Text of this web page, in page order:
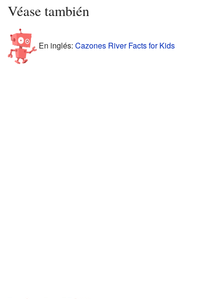
Véase también
En inglés: Cazones River Facts for Kids